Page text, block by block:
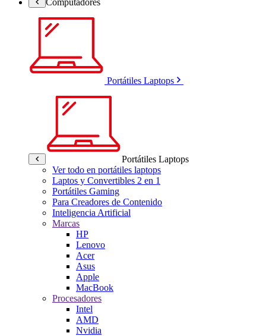
Portátiles Laptops
Portátiles Laptops
Ver todo en portátiles laptops
Laptos y Convertibles 2 en 1
Portátiles Gaming
Para Creadores de Contenido
Inteligencia Artificial
Marcas
HP
Lenovo
Acer
Asus
Apple
MacBook
Procesadores
Intel
AMD
Nvidia